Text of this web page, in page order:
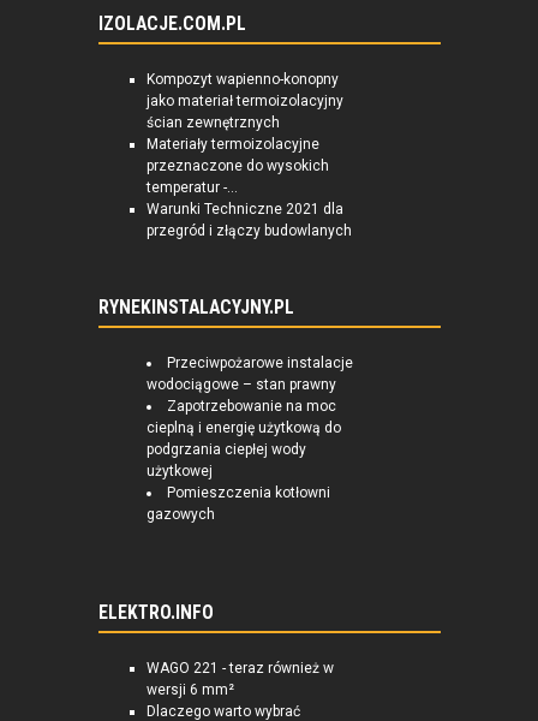
IZOLACJE.COM.PL
Kompozyt wapienno-konopny
jako materiał termoizolacyjny
ścian zewnętrznych
Materiały termoizolacyjne
przeznaczone do wysokich
temperatur -...
Warunki Techniczne 2021 dla
przegród i złączy budowlanych
RYNEKINSTALACYJNY.PL
Przeciwpożarowe instalacje
wodociągowe – stan prawny
Zapotrzebowanie na moc
cieplną i energię użytkową do
podgrzania ciepłej wody
użytkowej
Pomieszczenia kotłowni
gazowych
ELEKTRO.INFO
WAGO 221 - teraz również w
wersji 6 mm²
Dlaczego warto wybrać